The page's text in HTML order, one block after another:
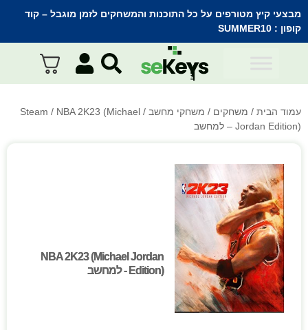
מבצעי קיץ מטורפים על כל התוכנות והמשחקים לזמן מוגבל – קוד
קופון : SUMMER10
עמוד הבית / משחקים / משחקי מחשב /
Steam / NBA 2K23 (Michael
Jordan Edition) – למחשב
NBA 2K23 (Michael Jordan
Edition) - למחשב
NBA 2K23 (Michael Jordan
Edition) - למחשב